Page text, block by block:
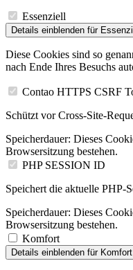
Essenziell
Details einblenden für
Diese Cookies sind so
nach Ende Ihres Besuchs
Contao HTTPS CSRF
Schützt vor Cross-Site-
Speicherdauer: Dieses
Browsersitzung bestehen.
PHP SESSION ID
Speichert die aktuelle PHP-
Speicherdauer: Dieses
Browsersitzung bestehen.
Komfort
Details einblenden für Komfort